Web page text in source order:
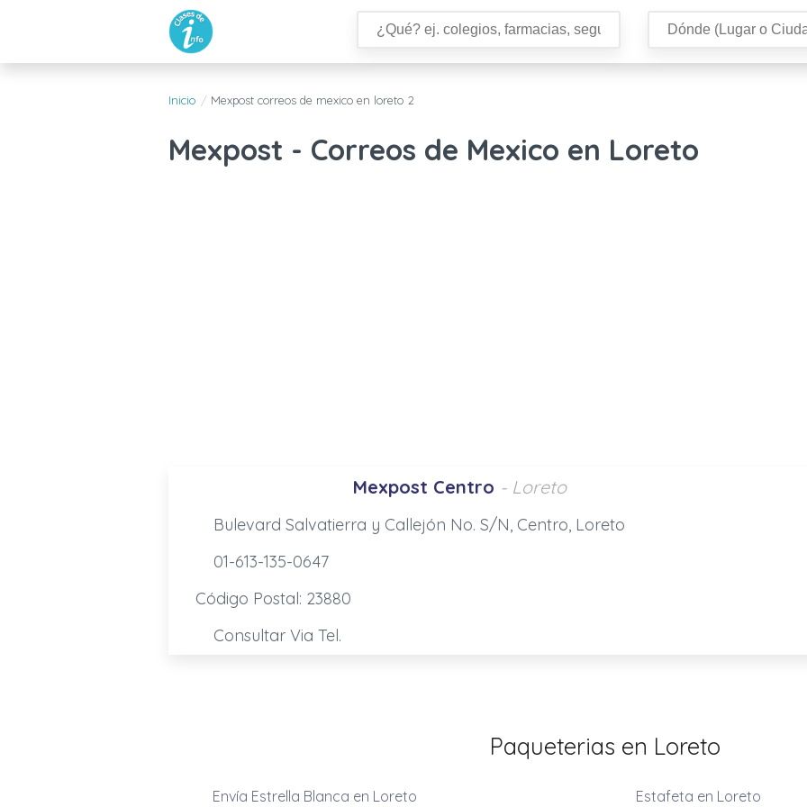
Inicio Mexpost correos de mexico en loreto 2
Mexpost - Correos de Mexico en Loreto
Mexpost Centro - Loreto
Bulevard Salvatierra y Callejón No. S/N, Centro, Loreto
01-613-135-0647
Código Postal: 23880
Consultar Via Tel.
Paqueterias en Loreto
Envía Estrella Blanca en Loreto Estafeta en Loreto